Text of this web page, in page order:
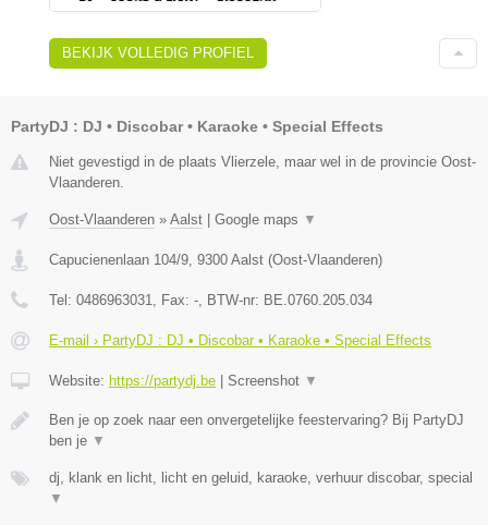
BEKIJK VOLLEDIG PROFIEL
PartyDJ : DJ • Discobar • Karaoke • Special Effects
Niet gevestigd in de plaats Vlierzele, maar wel in de provincie Oost-
Vlaanderen.
Oost-Vlaanderen » Aalst | Google maps ▼
Capucienenlaan 104/9 9300 Aalst (Oost-Vlaanderen)
Tel: 0486963031 , Fax: - , BTW-nr: BE.0760.205.034
E-mail › PartyDJ : DJ • Discobar • Karaoke • Special Effects
Website: https://partydj.be | Screenshot ▼
Ben je op zoek naar een onvergetelijke feestervaring? Bij PartyDJ
ben je ▼
dj, klank en licht, licht en geluid, karaoke, verhuur discobar, special
▼